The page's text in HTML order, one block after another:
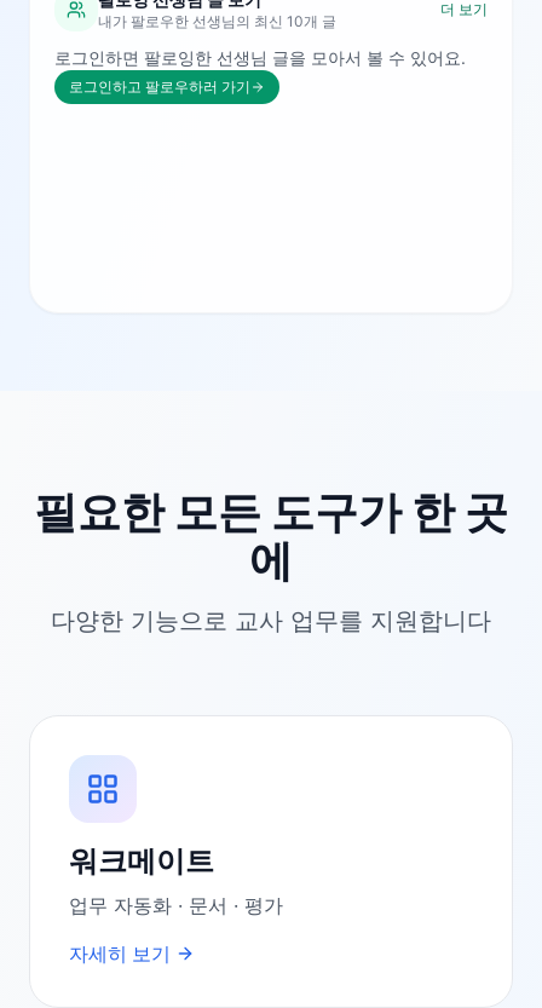
내가 팔로우한 선생님의 최신 10개 글
더 보기
로그인하면 팔로잉한 선생님 글을 모아서 볼 수 있어요.
로그인하고 팔로우하러 가기
필요한 모든 도구가 한 곳
에
다양한 기능으로 교사 업무를 지원합니다
워크메이트
업무 자동화 · 문서 · 평가
자세히 보기